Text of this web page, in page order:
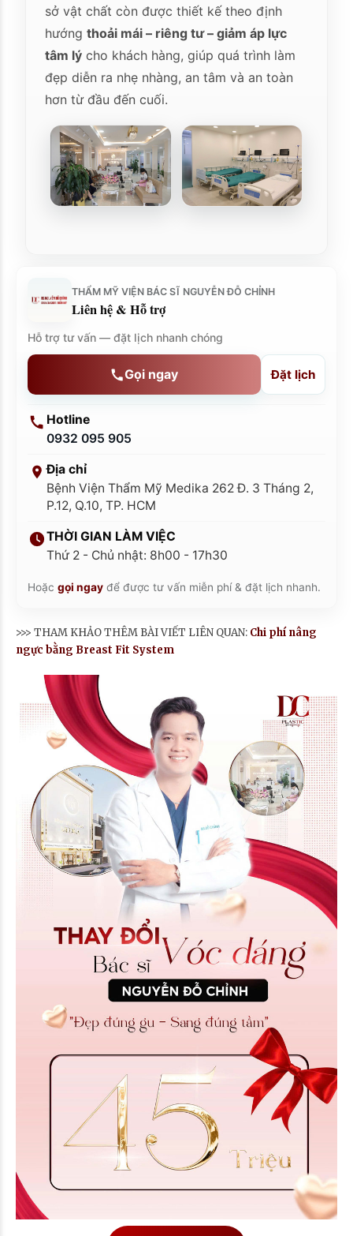
sở vật chất còn được thiết kế theo định
hướngthoải mái – riêng tư – giảm áp lực
tâm lý cho khách hàng, giúp quá trình làm
đẹp diễn ra nhẹ nhàng, an tâm và an toàn
hơn từ đầu đến cuối.
THẨM MỸ VIỆN BÁC SĨ NGUYỄN ĐỖ CHỈNH
Liên hệ & Hỗ trợ
Hỗ trợ tư vấn — đặt lịch nhanh chóng
Gọi ngay Đặt lịch
Hotline
0932 095 905
Địa chỉ
Bệnh Viện Thẩm Mỹ Medika 262 Đ. 3 Tháng 2,
P.12, Q.10, TP. HCM
THỜI GIAN LÀM VIỆC
Thứ 2 - Chủ nhật: 8h00 - 17h30
Hoặc gọi ngay để được tư vấn miễn phí & đặt lịch nhanh.
>>> THAM KHẢO THÊM BÀI VIẾT LIÊN QUAN: Chi phí nâng
ngực bằng Breast Fit System